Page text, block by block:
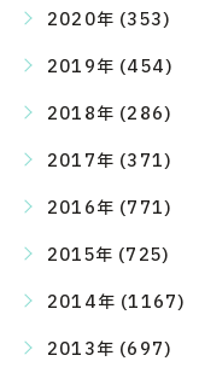
2020年 (353)
2019年 (454)
2018年 (286)
2017年 (371)
2016年 (771)
2015年 (725)
2014年 (1167)
2013年 (697)